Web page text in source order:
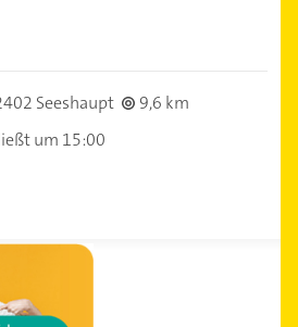
Seeshaupt
9,6 km
um 15:00